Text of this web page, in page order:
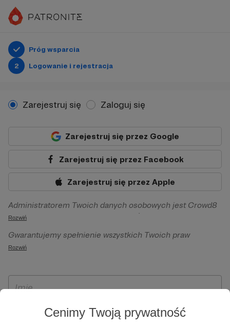
Cenimy Twoją prywatność
Próg wsparcia
2
Logowanie i rejestracja
Zarejestruj się Zaloguj się
Zarejestruj się przez Google
Zarejestruj się przez Facebook
Zarejestruj się przez Apple
Administratorem Twoich danych osobowych jest Crowd8
sp. z o.o. z siedziba w Warszawie, ul. Żwirki i Wigury 16, 02-
092 Warszawa. Twoje dane osobowe będą przetwarzane w
szczególności w celu wykonania umowy zawartej z Tobą, w
Patronite.pl, w tym możliwości dokonywania oraz
otrzymywania wsparcia na naszej platformie oraz
Rozwiń
Gwarantujemy spełnienie wszystkich Twoich praw
wynikających z ogólnego rozporządzenia o ochronie
ich przenoszenia, niepodlegania zautomatyzowanemu
wyrażenia sprzeciwu wobec przetwarzania Twoich danych
osobowych. Rejestracja dla osób niepełnoletnich możliwa
Rozwiń